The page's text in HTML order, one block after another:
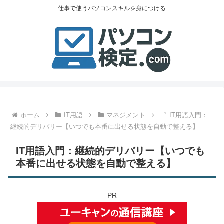
仕事で使うパソコンスキルを身につける
ホーム IT用語 マネジメント
IT用語入門：
継続的デリバリー【いつでも本番に出せる状態を自動で整える】
IT用語入門：継続的デリバリー【いつでも
本番に出せる状態を自動で整える】
PR